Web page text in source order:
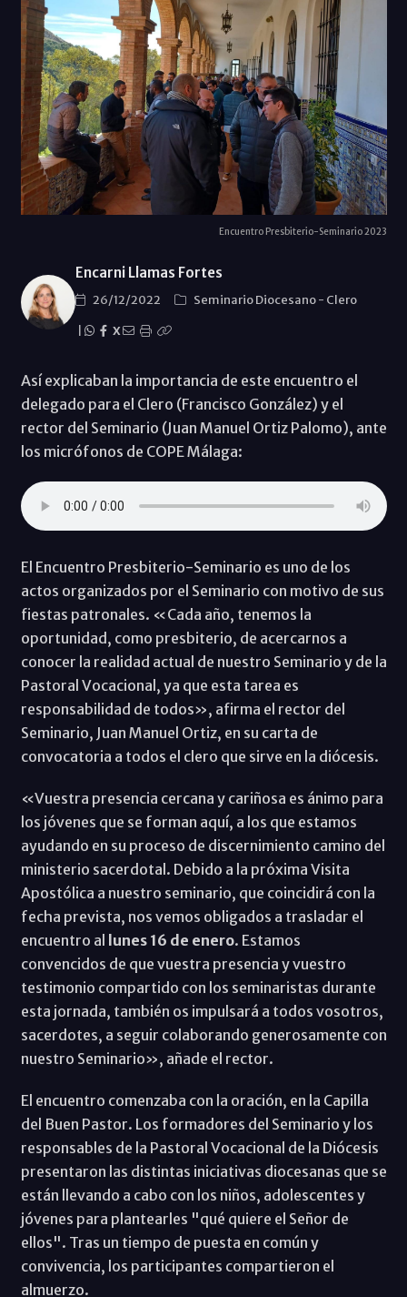
Encuentro Presbiterio-Seminario 2023
Encarni Llamas Fortes
26/12/2022 Seminario Diocesano- Clero
X
Así explicaban la importancia de este encuentro el
delegado para el Clero (Francisco González) y el
rector del Seminario (Juan Manuel Ortiz Palomo), ante
los micrófonos de COPE Málaga:
El Encuentro Presbiterio-Seminario es uno de los
actos organizados por el Seminario con motivo de sus
fiestas patronales. «Cada año, tenemos la
oportunidad, como presbiterio, de acercarnos a
conocer la realidad actual de nuestro Seminario y de la
Pastoral Vocacional, ya que esta tarea es
responsabilidad de todos», afirma el rector del
Seminario, Juan Manuel Ortiz, en su carta de
convocatoria a todos el clero que sirve en la diócesis.
«Vuestra presencia cercana y cariñosa es ánimo para
los jóvenes que se forman aquí, a los que estamos
ayudando en su proceso de discernimiento camino del
ministerio sacerdotal. Debido a la próxima Visita
Apostólica a nuestro seminario, que coincidirá con la
fecha prevista, nos vemos obligados a trasladar el
encuentro al
lunes 16 de enero. Estamos
convencidos de que vuestra presencia y vuestro
testimonio compartido con los seminaristas durante
esta jornada, también os impulsará a todos vosotros,
sacerdotes, a seguir colaborando generosamente con
nuestro Seminario», añade el rector.
El encuentro comenzaba con la oración, en la Capilla
del Buen Pastor. Los formadores del Seminario y los
responsables de la Pastoral Vocacional de la Diócesis
presentaron las distintas iniciativas diocesanas que se
están llevando a cabo con los niños, adolescentes y
jóvenes para plantearles "qué quiere el Señor de
ellos". Tras un tiempo de puesta en común y
convivencia, los participantes compartieron el
almuerzo.